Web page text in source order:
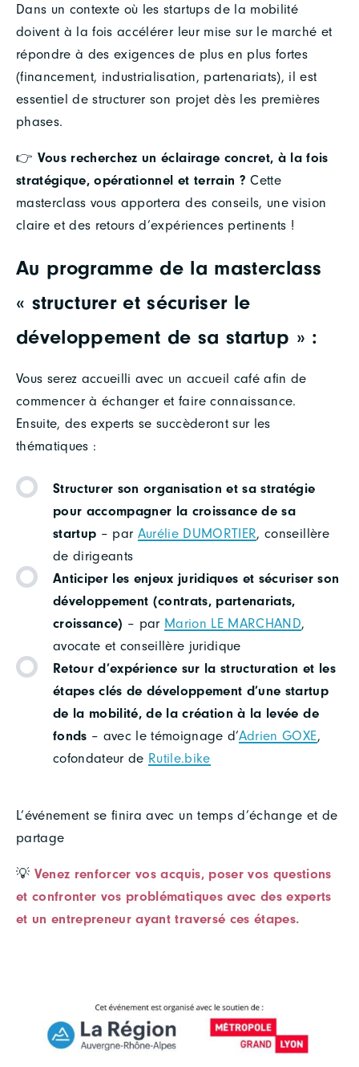
Dans un contexte où les startups de la mobilité
doivent à la fois accélérer leur mise sur le marché et
répondre à des exigences de plus en plus fortes
(financement, industrialisation, partenariats), il est
essentiel de structurer son projet dès les premières
phases.
👉 Vous recherchez un éclairage concret, à la fois
stratégique, opérationnel et terrain ? Cette
masterclass vous apportera des conseils, une vision
claire et des retours d’expériences pertinents !
Au programme de la masterclass
« structurer et sécuriser le
développement de sa startup » :
Vous serez accueilli avec un accueil café afin de
commencer à échanger et faire connaissance.
Ensuite, des experts se succèderont sur les
thématiques :
Structurer son organisation et sa stratégie
pour accompagner la croissance de sa
startup – par Aurélie DUMORTIER, conseillère
de dirigeants
Anticiper les enjeux juridiques et sécuriser son
développement (contrats, partenariats,
croissance) – par Marion LE MARCHAND,
avocate et conseillère juridique
Retour d’expérience sur la structuration et les
étapes clés de développement d’une startup
de la mobilité, de la création à la levée de
fonds – avec le témoignage d’Adrien GOXE,
cofondateur de Rutile.bike
L’événement se finira avec un temps d’échange et de
partage
💡 Venez renforcer vos acquis, poser vos questions
et confronter vos problématiques avec des experts
et un entrepreneur ayant traversé ces étapes.